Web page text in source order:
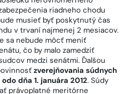
riadneho chodu
musieť byť poskytnutý čas
v trvaní najmenej 2 mesiacov.
sa nebude môcť meniť
čo by malo zamedziť
medzi senátmi. Ďalšou
zverejňovania súdnych
odo dňa 1. januára 2012. Súdy
právoplatné meritórne